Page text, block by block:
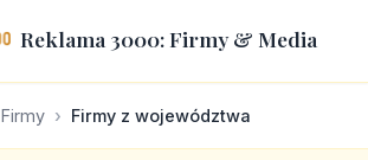
Reklama 3000: Firmy & Media
Firmy Firmy z województwa